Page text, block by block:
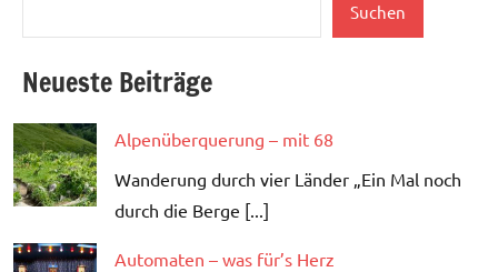
Suchen
Neueste Beiträge
Alpenüberquerung – mit 68
Wanderung durch vier Länder „Ein Mal noch
durch die Berge [...]
Automaten – was für’s Herz